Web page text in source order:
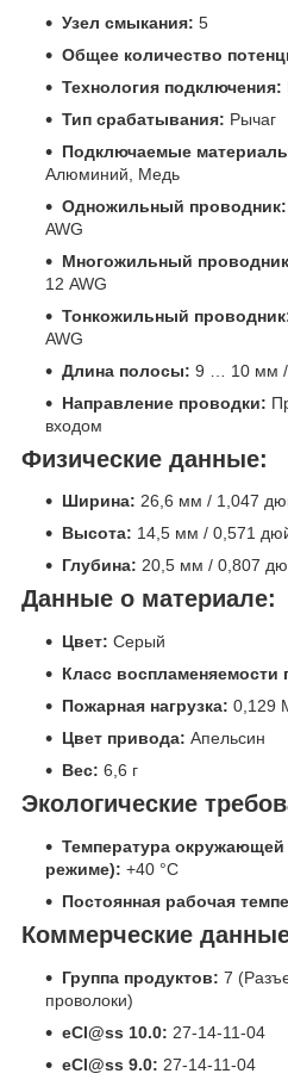
Узел смыкания: 5
Общее количество
Технология подключения:
Тип срабатывания: Рычаг
Подключаемые
Алюминий, Медь
Одножильный проводник:
AWG
Многожильный
12 AWG
Тонкожильный
AWG
Длина полосы: 9 … 10 мм /
Направление проводки:
входом
Физические данные:
Ширина: 26,6 мм / 1,047
Высота: 14,5 мм / 0,571
Глубина: 20,5 мм / 0,807
Данные о материале:
Цвет: Серый
Класс воспламеняемости
Пожарная нагрузка: 0,129
Цвет привода: Апельсин
Вес: 6,6 г
Экологические
Температура
режиме): +40 °C
Постоянная рабочая
Коммерческие
Группа продуктов: 7
проволоки)
eCl@ss 10.0: 27-14-11-04
eCl@ss 9.0: 27-14-11-04